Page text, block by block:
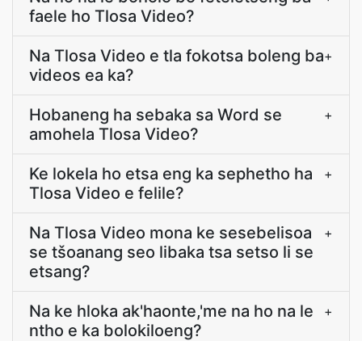
faele ho Tlosa Video?
Na Tlosa Video e tla fokotsa boleng ba
videos ea ka?
+
Hobaneng ha sebaka sa Word se
amohela Tlosa Video?
+
Ke lokela ho etsa eng ka sephetho ha
Tlosa Video e felile?
+
Na Tlosa Video mona ke sesebelisoa
se tšoanang seo libaka tsa setso li se
etsang?
+
Na ke hloka ak'haonte,'me na ho na le
ntho e ka bolokiloeng?
+